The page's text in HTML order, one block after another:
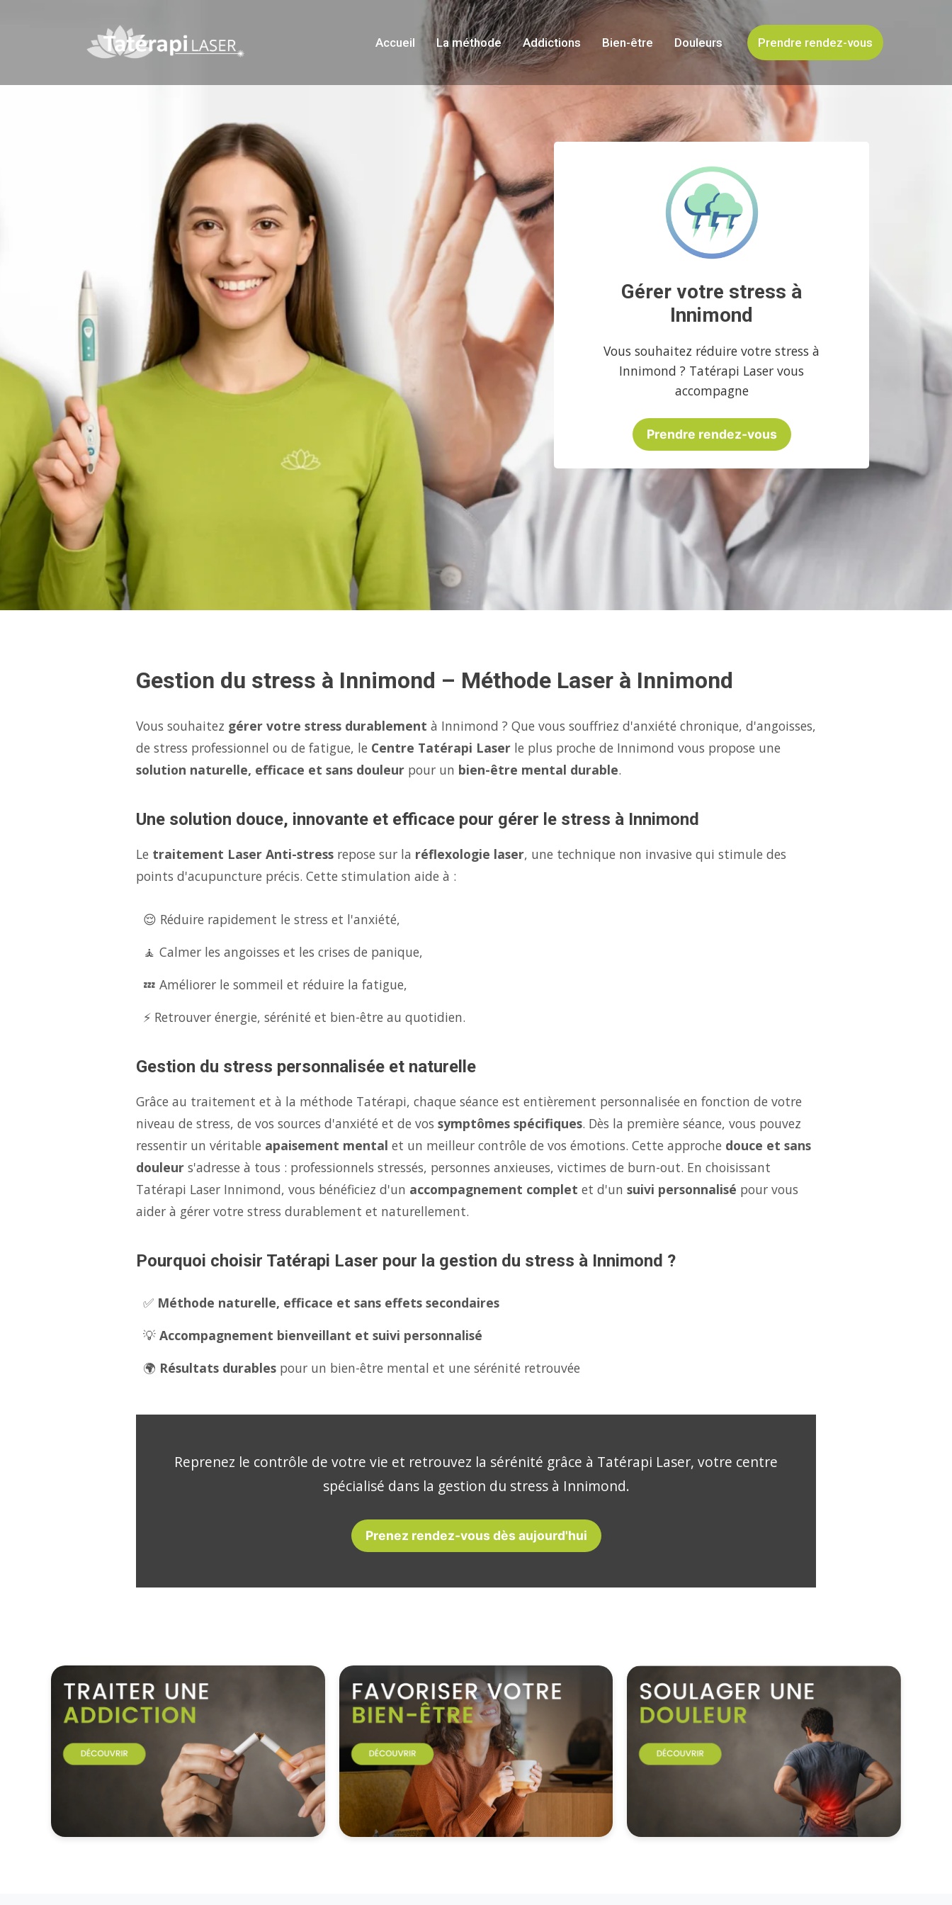
Accueil La méthode Addictions Bien-être Douleurs Prendre rendez-vous
Gérer votre stress à
Innimond
Vous souhaitez réduire votre stress à
Innimond ? Tatérapi Laser vous
accompagne
Prendre rendez-vous
Gestion du stress à Innimond – Méthode Laser à Innimond
Vous souhaitez gérer votre stress durablement à Innimond ? Que vous souffriez d'anxiété chronique, d'angoisses,
de stress professionnel ou de fatigue, le Centre Tatérapi Laser le plus proche de Innimond vous propose une
solution naturelle, efficace et sans douleur pour un bien-être mental durable.
Une solution douce, innovante et efficace pour gérer le stress à Innimond
Le traitement Laser Anti-stress repose sur la réflexologie laser, une technique non invasive qui stimule des
points d'acupuncture précis. Cette stimulation aide à :
😌 Réduire rapidement le stress et l'anxiété,
🧘 Calmer les angoisses et les crises de panique,
💤 Améliorer le sommeil et réduire la fatigue,
⚡ Retrouver énergie, sérénité et bien-être au quotidien.
Gestion du stress personnalisée et naturelle
Grâce au traitement et à la méthode Tatérapi, chaque séance est entièrement personnalisée en fonction de votre
niveau de stress, de vos sources d'anxiété et de vos symptômes spécifiques. Dès la première séance, vous pouvez
ressentir un véritable apaisement mental et un meilleur contrôle de vos émotions. Cette approche douce et sans
douleur s'adresse à tous : professionnels stressés, personnes anxieuses, victimes de burn-out. En choisissant
Tatérapi Laser Innimond, vous bénéficiez d'un accompagnement complet et d'un suivi personnalisé pour vous
aider à gérer votre stress durablement et naturellement.
Pourquoi choisir Tatérapi Laser pour la gestion du stress à Innimond ?
✅ Méthode naturelle, efficace et sans effets secondaires
💡 Accompagnement bienveillant et suivi personnalisé
🌍 Résultats durables pour un bien-être mental et une sérénité retrouvée
Reprenez le contrôle de votre vie et retrouvez la sérénité grâce à Tatérapi Laser, votre centre
spécialisé dans la gestion du stress à Innimond.
Prenez rendez-vous dès aujourd'hui